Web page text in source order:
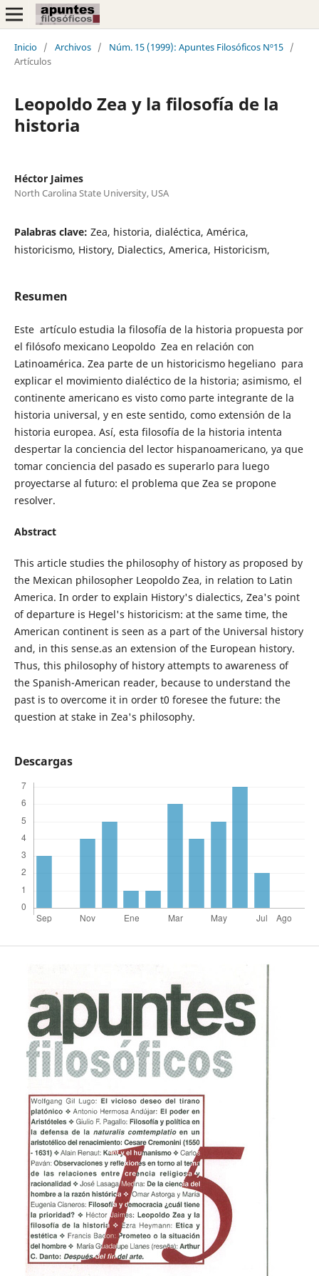
Inicio / Archivos / Núm. 15 (1999): Apuntes Filosóficos Nº15 /
Artículos
Leopoldo Zea y la filosofía de la
historia
Héctor Jaimes
North Carolina State University, USA
Palabras clave: Zea, historia, dialéctica, América,
historicismo, History, Dialectics, America, Historicism,
Resumen
Este artículo estudia la filosofía de la historia propuesta por
el filósofo mexicano Leopoldo Zea en relación con
Latinoamérica. Zea parte de un historicismo hegeliano para
explicar el movimiento dialéctico de la historia; asimismo, el
continente americano es visto como parte integrante de la
historia universal, y en este sentido, como extensión de la
historia europea. Así, esta filosofía de la historia intenta
despertar la conciencia del lector hispanoamericano, ya que
tomar conciencia del pasado es superarlo para luego
proyectarse al futuro: el problema que Zea se propone
resolver.
Abstract
This article studies the philosophy of history as proposed by
the Mexican philosopher Leopoldo Zea, in relation to Latin
America. In order to explain History's dialectics, Zea's point
of departure is Hegel's historicism: at the same time, the
American continent is seen as a part of the Universal history
and, in this sense.as an extension of the European history.
Thus, this philosophy of history attempts to awareness of
the Spanish-American reader, because to understand the
past is to overcome it in order t0 foresee the future: the
question at stake in Zea's philosophy.
Descargas